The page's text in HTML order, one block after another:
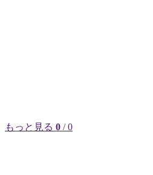
もっと見る 0 / 0